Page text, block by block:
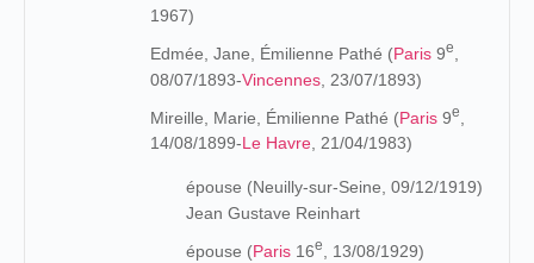
1967)
Edmée, Jane, Émilienne Pathé (Paris 9e
08/07/1893-Vincennes , 23/07/1893)
Mireille, Marie, Émilienne Pathé (Paris 9e
14/08/1899-Le Havre, 21/04/1983)
épouse (Neuilly-sur-Seine, 09/12/1919)
Jean Gustave Reinhart
épouse (Paris 16e , 13/08/1929)